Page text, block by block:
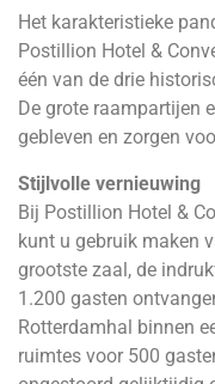
Het karakteristieke
Postillion Hotel &
één van de drie
De grote raampartijen
gebleven en zorgen
Stijlvolle vernieuwing
Bij Postillion Hotel &
kunt u gebruik maken
grootste zaal, de
1.200 gasten
Rotterdamhal binnen
ruimtes voor 500